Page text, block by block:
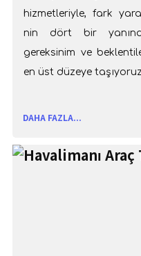
hizmetleriyle, fark
nin dört bir
gereksinim ve
en üst düzeye
DAHA FAZLA...